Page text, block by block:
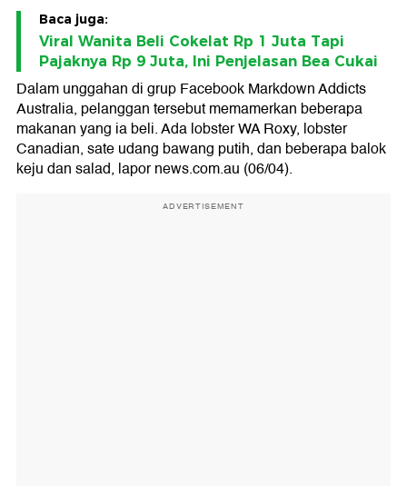
Baca juga:
Viral Wanita Beli Cokelat Rp 1 Juta Tapi
Pajaknya Rp 9 Juta, Ini Penjelasan Bea Cukai
Dalam unggahan di grup Facebook Markdown Addicts
Australia, pelanggan tersebut memamerkan beberapa
makanan yang ia beli. Ada lobster WA Roxy, lobster
Canadian, sate udang bawang putih, dan beberapa balok
keju dan salad, lapor news.com.au (06/04).
ADVERTISEMENT